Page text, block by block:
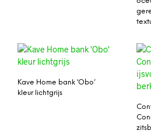
Kave Home bank ‘Obo’
kleur lichtgrijs